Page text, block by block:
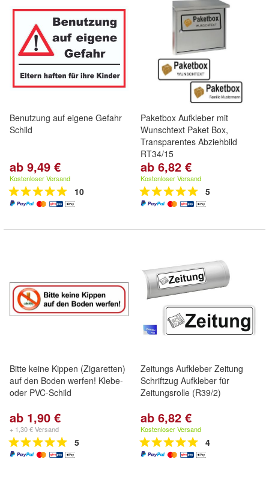
Benutzung auf eigene Gefahr
Schild
ab 9,49 €
Kostenloser Versand
10
Paketbox Aufkleber mit
Wunschtext Paket Box,
Transparentes Abziehbild
RT34/15
ab 6,82 €
Kostenloser Versand
5
Bitte keine Kippen (Zigaretten)
auf den Boden werfen! Klebe-
oder PVC-Schild
ab 1,90 €
+ 1,30 € Versand
5
Zeitungs Aufkleber Zeitung
Schriftzug Aufkleber für
Zeitungsrolle (R39/2)
ab 6,82 €
Kostenloser Versand
4